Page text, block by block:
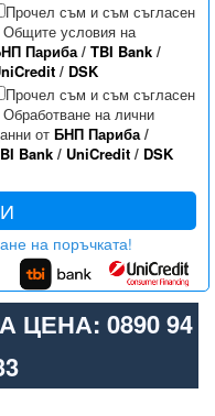
Прочел съм и съм съгласен
Общите условия на
Париба/ TBI Bank/
/ DSK
Прочел съм и съм съгласен
на лични
от БНП Париба/
Bank/ UniCredit/ DSK
на поръчката!
0890 94